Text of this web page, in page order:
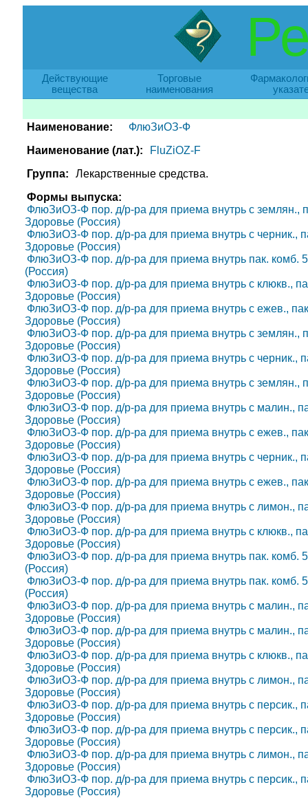
Действующие
вещества
Торговые
наименования
Наименование:
ФлюЗиОЗ-Ф
Наименование (лат.):
FluZiOZ-F
Группа:
Лекарственные средства.
Формы выпуска:
ФлюЗиОЗ-Ф пор. д/р-ра для приема внутрь с землян.,
Здоровье (Россия)
ФлюЗиОЗ-Ф пор. д/р-ра для приема внутрь с черник.,
Здоровье (Россия)
ФлюЗиОЗ-Ф пор. д/р-ра для приема внутрь пак. комб.
(Россия)
ФлюЗиОЗ-Ф пор. д/р-ра для приема внутрь с клюкв.,
Здоровье (Россия)
ФлюЗиОЗ-Ф пор. д/р-ра для приема внутрь с ежев.,
Здоровье (Россия)
ФлюЗиОЗ-Ф пор. д/р-ра для приема внутрь с землян.,
Здоровье (Россия)
ФлюЗиОЗ-Ф пор. д/р-ра для приема внутрь с черник.,
Здоровье (Россия)
ФлюЗиОЗ-Ф пор. д/р-ра для приема внутрь с землян.,
Здоровье (Россия)
ФлюЗиОЗ-Ф пор. д/р-ра для приема внутрь с малин.,
Здоровье (Россия)
ФлюЗиОЗ-Ф пор. д/р-ра для приема внутрь с ежев.,
Здоровье (Россия)
ФлюЗиОЗ-Ф пор. д/р-ра для приема внутрь с черник.,
Здоровье (Россия)
ФлюЗиОЗ-Ф пор. д/р-ра для приема внутрь с ежев.,
Здоровье (Россия)
ФлюЗиОЗ-Ф пор. д/р-ра для приема внутрь с лимон.,
Здоровье (Россия)
ФлюЗиОЗ-Ф пор. д/р-ра для приема внутрь с клюкв.,
Здоровье (Россия)
ФлюЗиОЗ-Ф пор. д/р-ра для приема внутрь пак. комб.
(Россия)
ФлюЗиОЗ-Ф пор. д/р-ра для приема внутрь пак. комб.
(Россия)
ФлюЗиОЗ-Ф пор. д/р-ра для приема внутрь с малин.,
Здоровье (Россия)
ФлюЗиОЗ-Ф пор. д/р-ра для приема внутрь с малин.,
Здоровье (Россия)
ФлюЗиОЗ-Ф пор. д/р-ра для приема внутрь с клюкв.,
Здоровье (Россия)
ФлюЗиОЗ-Ф пор. д/р-ра для приема внутрь с лимон.,
Здоровье (Россия)
ФлюЗиОЗ-Ф пор. д/р-ра для приема внутрь с персик.,
Здоровье (Россия)
ФлюЗиОЗ-Ф пор. д/р-ра для приема внутрь с персик.,
Здоровье (Россия)
ФлюЗиОЗ-Ф пор. д/р-ра для приема внутрь с лимон.,
Здоровье (Россия)
ФлюЗиОЗ-Ф пор. д/р-ра для приема внутрь с персик.,
Здоровье (Россия)